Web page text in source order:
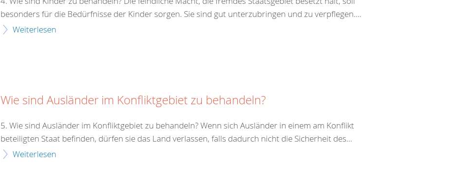
besonders für die Bedürfnisse der Kinder sorgen. Sie sind gut unterzubringen und zu verpflegen....
Weiterlesen
Wie sind Ausländer im Konfliktgebiet zu behandeln?
5. Wie sind Ausländer im Konfliktgebiet zu behandeln? Wenn sich Ausländer in einem am Konflikt
beteiligten Staat befinden, dürfen sie das Land verlassen, falls dadurch nicht die Sicherheit des...
Weiterlesen